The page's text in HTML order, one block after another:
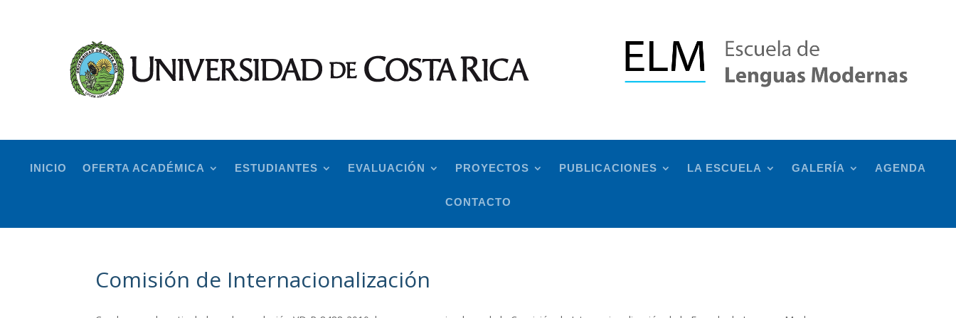
INICIO OFERTA ACADÉMICA ESTUDIANTES EVALUACIÓN PROYECTOS PUBLICACIONES LA ESCUELA GALERÍA AGENDA
CONTACTO
Comisión de Internacionalización